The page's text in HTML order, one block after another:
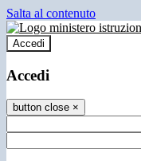
Salta al contenuto
Accedi
Accedi
button close ×